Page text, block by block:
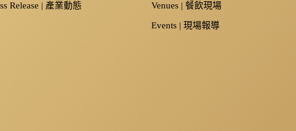
Release | 產業動態 Venues | 餐飲現場
Events | 現場報導